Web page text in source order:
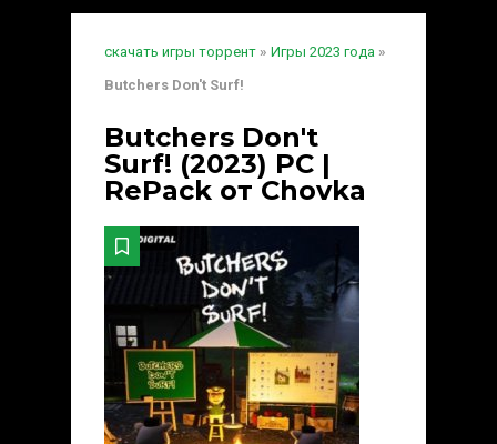
скачать игры торрент » Игры 2023 года »
Butchers Don't Surf!
Butchers Don't
Surf! (2023) PC |
RePack от Chovka